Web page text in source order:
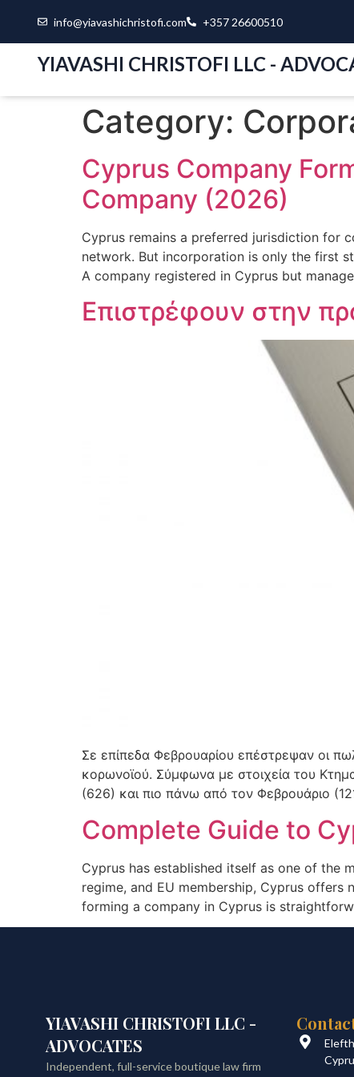
info@yiavashichristofi.com +357 26600510
YIAVASHI CHRISTOFI LLC -
Category:
Cyprus Company
Company (2026)
Cyprus remains a preferred jurisdiction for
network. But incorporation is only the first
A company registered in Cyprus but
Επιστρέφουν στην
Σε επίπεδα Φεβρουαρίου επέστρεψαν οι
κορωνοϊού. Σύμφωνα με στοιχεία του
(626) και πιο πάνω από τον Φεβρουάριο
Complete Guide to
Cyprus has established itself as one of the
regime, and EU membership, Cyprus
forming a company in Cyprus is
YIAVASHI CHRISTOFI LLC -
ADVOCATES
Independent, full-service boutique law firm